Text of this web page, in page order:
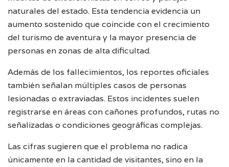
naturales del estado. Esta tendencia evidencia un
aumento sostenido que coincide con el crecimiento
del turismo de aventura y la mayor presencia de
personas en zonas de alta dificultad.
Además de los fallecimientos, los reportes oficiales
también señalan múltiples casos de personas
lesionadas o extraviadas. Estos incidentes suelen
registrarse en áreas con cañones profundos, rutas no
señalizadas o condiciones geográficas complejas.
Las cifras sugieren que el problema no radica
únicamente en la cantidad de visitantes, sino en la